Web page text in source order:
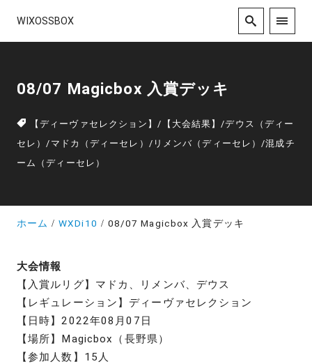
WIXOSSBOX
08/07 Magicbox 入賞デッキ
【ディーヴァセレクション】/ 【大会結果】/デウス（ディー
セレ）/ マドカ（ディーセレ） / リメンバ（ディーセレ）/混成チ
ーム（ディーセレ）
ホーム WXDi10 08/07 Magicbox 入賞デッキ
大会情報
【入賞ルリグ】マドカ、リメンバ、デウス
【レギュレーション】ディーヴァセレクション
【日時】2022年08月07日
【場所】Magicbox（長野県）
【参加人数】15人